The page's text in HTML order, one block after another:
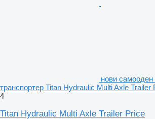
нови
транспортер Titan Hydraulic Multi Axle Trailer
4
Titan Hydraulic Multi Axle Trailer Price